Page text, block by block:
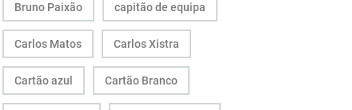
Bruno Paixão capitão de equipa
Carlos Matos Carlos Xistra
Cartão azul Cartão Branco